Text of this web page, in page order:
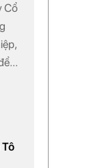
Cổ
ty)